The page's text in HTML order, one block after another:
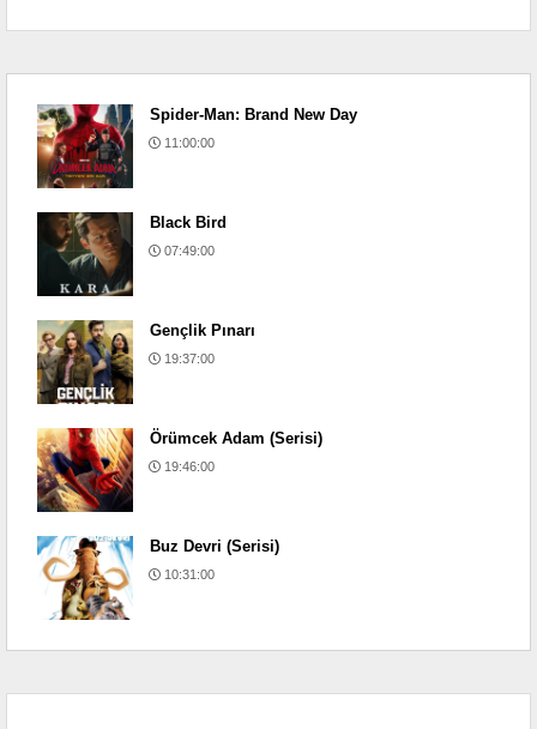
Spider-Man: Brand New Day
11:00:00
Black Bird
07:49:00
Gençlik Pınarı
19:37:00
Örümcek Adam (Serisi)
19:46:00
Buz Devri (Serisi)
10:31:00